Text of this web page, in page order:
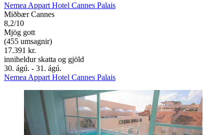
Nemea Appart Hotel Cannes Palais
Miðbær Cannes
8,2/10
Mjög gott
(455 umsagnir)
17.391 kr.
inniheldur skatta og gjöld
30. ágú. - 31. ágú.
Nemea Appart Hotel Cannes Palais